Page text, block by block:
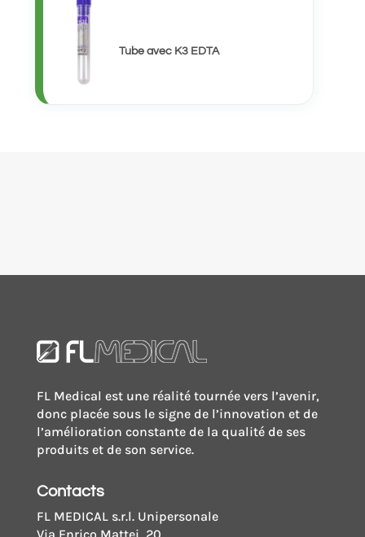
Tube avec K3 EDTA
FL Medical est une réalité tournée vers l’avenir,
donc placée sous le signe de l’innovation et de
l’amélioration constante de la qualité de ses
produits et de son service.
Contacts
FL MEDICAL s.r.l. Unipersonale